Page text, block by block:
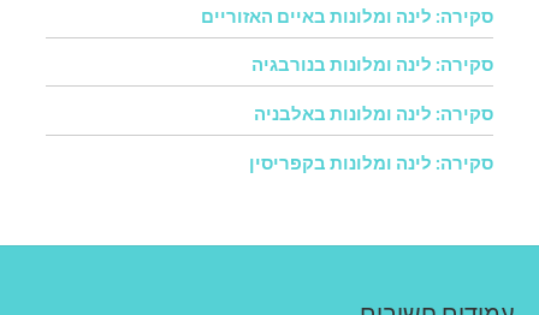
סקירה: לינה ומלונות באיים האזוריים
סקירה: לינה ומלונות בנורבגיה
סקירה: לינה ומלונות באלבניה
סקירה: לינה ומלונות בקפריסין